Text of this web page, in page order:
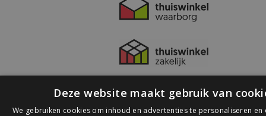
Deze website maakt gebruik van
We gebruiken cookies om inhoud en advertenties te personaliseren en